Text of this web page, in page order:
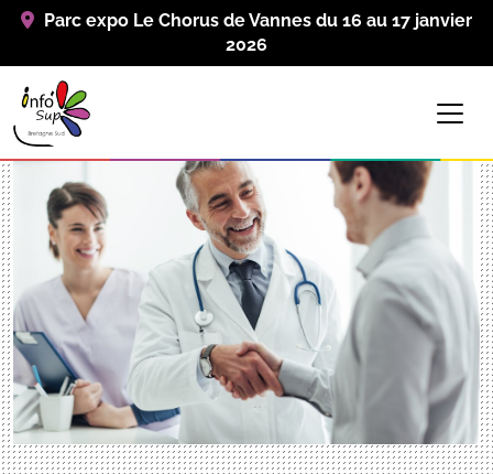
Parc expo Le Chorus de Vannes du 16 au 17 janvier
2026